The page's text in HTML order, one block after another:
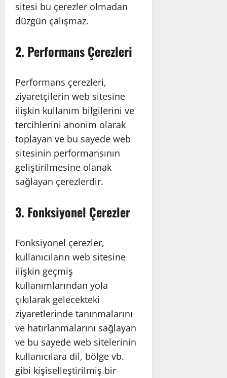
sitesi bu çerezler olmadan
düzgün çalışmaz.
2. Performans Çerezleri
Performans çerezleri,
ziyaretçilerin web sitesine
ilişkin kullanım bilgilerini ve
tercihlerini anonim olarak
toplayan ve bu sayede web
sitesinin performansının
geliştirilmesine olanak
sağlayan çerezlerdir.
3. Fonksiyonel Çerezler
Fonksiyonel çerezler,
kullanıcıların web sitesine
ilişkin geçmiş
kullanımlarından yola
çıkılarak gelecekteki
ziyaretlerinde tanınmalarını
ve hatırlanmalarını sağlayan
ve bu sayede web sitelerinin
kullanıcılara dil, bölge vb.
gibi kişiselleştirilmiş bir